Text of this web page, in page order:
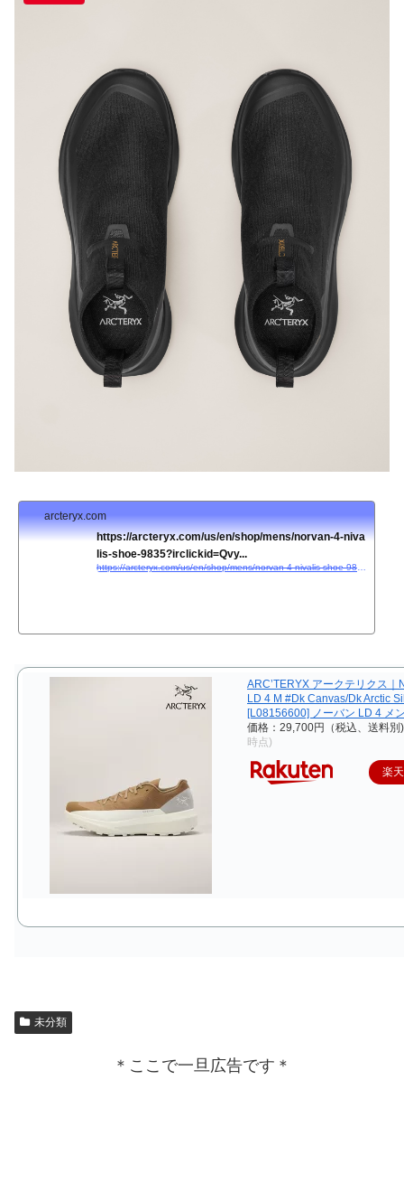
arcteryx.com
https://arcteryx.com/us/en/shop/mens/norvan-4-niva
lis-shoe-9835?irclickid=Qvy...
https://arcteryx.com/us/en/shop/mens/norvan-4-nivalis-shoe-9835?irclickid=QvywtsUOaxycWDXUfwWQMQMPUkpw3Q2w41Gy2o0&#038;#038;sharedid=hiconsumption.com&#038;#038;irpid=10078&#038;#038;cmpid=af|&quot;EU&quot;,&quot;Subnetwork&quot;|10078|impact|24493|1991772&#038;#038;irgwc=1&#038;#038;UTM_Source=Affiliate&#038;#038;UTM_Medium=10078&#038;#038;UTM_Campaign=Performance&#038;#038;UTM_Content=&#038;#038;UTM_Ad=Online+Tracking+Link
ARC’TERYX アークテリクス｜
LD 4 M #Dk Canvas/Dk Arctic
[L08156600] ノーバン LD 4 メ
価格：29,700円（税込、送料別)
時点)
楽
未分類
＊ここで一旦広告です＊